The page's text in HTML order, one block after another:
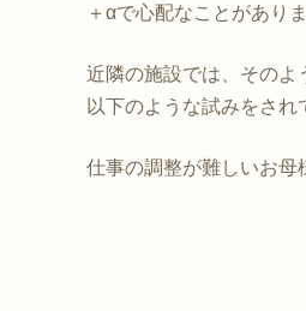
＋αで心配なことがあり
近隣の施設では、そのよ
以下のような試みをされ
仕事の調整が難しいお母